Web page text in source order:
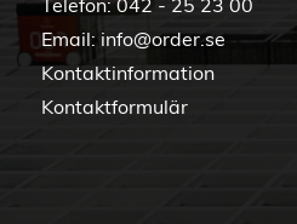
Telefon: 042 - 25 23 00
Email: info@order.se
Kontaktinformation
Kontaktformulär